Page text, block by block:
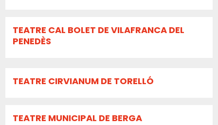
TEATRE CAL BOLET DE VILAFRANCA DEL
PENEDÈS
TEATRE CIRVIANUM DE TORELLÓ
TEATRE MUNICIPAL DE BERGA